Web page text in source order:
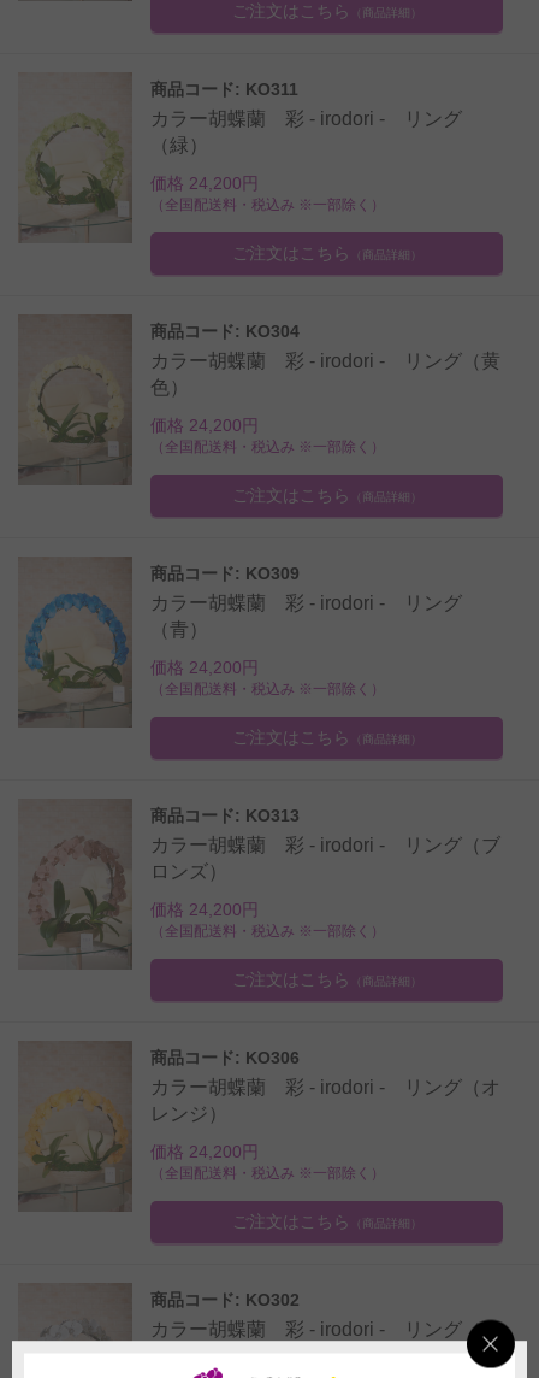
ご注文はこちら （商品詳細）
商品コード: KO311
カラー胡蝶蘭 彩 - irodori - リング
（緑）
価格 24,200円
（全国配送料・税込み ※一部除く）
ご注文はこちら （商品詳細）
商品コード: KO304
カラー胡蝶蘭 彩 - irodori - リング（黄
色）
価格 24,200円
（全国配送料・税込み ※一部除く）
ご注文はこちら （商品詳細）
商品コード: KO309
カラー胡蝶蘭 彩 - irodori - リング
（青）
価格 24,200円
（全国配送料・税込み ※一部除く）
ご注文はこちら （商品詳細）
商品コード: KO313
カラー胡蝶蘭 彩 - irodori - リング（ブ
ロンズ）
価格 24,200円
（全国配送料・税込み ※一部除く）
ご注文はこちら （商品詳細）
商品コード: KO306
カラー胡蝶蘭 彩 - irodori - リング（オ
レンジ）
価格 24,200円
（全国配送料・税込み ※一部除く）
ご注文はこちら （商品詳細）
商品コード: KO302
カラー胡蝶蘭 彩 - irodori - リング（シ